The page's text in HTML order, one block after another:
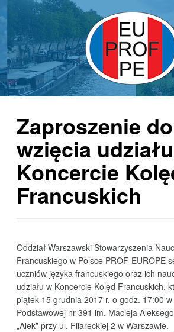
Zaproszenie do
wzięcia
Koncercie
Francuskich
Oddział Warszawsk​i​ Stowarzyszenia
Francuskiego w Polsce PROF-EUROPE
uczniów języka francuskiego oraz ich
udziału w Koncercie Kolęd Francuskich,
piątek 15 grudnia 2017 r. o godz. 17:00
Podstawowej nr 391 im. Macieja
„Alek” przy ul. Filareckiej 2 w Warszawie.